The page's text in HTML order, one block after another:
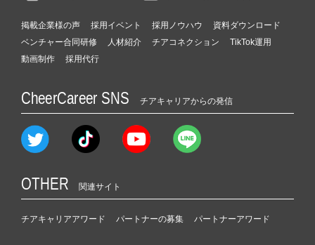
掲載企業様の声 採用イベント 採用ノウハウ
資料ダウンロード
ベンチャー合同研修
人材紹介 チアコネクション
TikTok運用
動画制作
採用代行
CheerCareer SNS チアキャリアからの発信
OTHER 関連サイト
チアキャリアアワード パートナーの募集 パートナーアワード